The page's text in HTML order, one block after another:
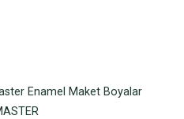
Enamel Maket Boyalar